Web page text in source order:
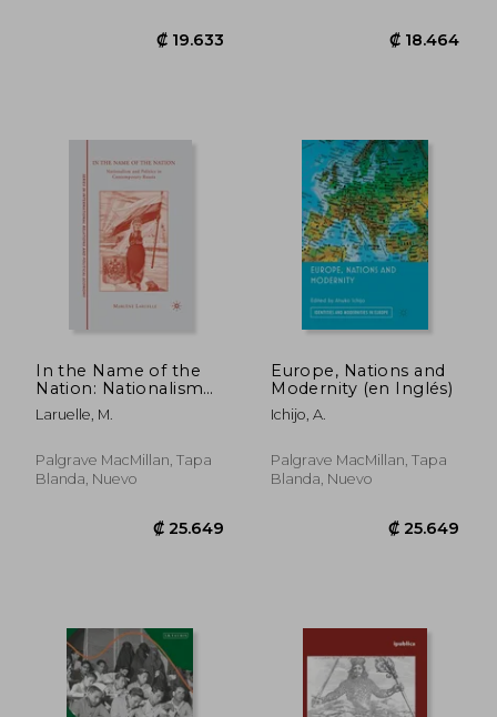
₡ 126.292 ₡
In the Name of the
Nation: Nationalism
and Politics in
Contemporary Russia
Laruelle, M.
Palgrave MacMillan, Tapa
Blanda, Nuevo
Europe, Nations and
Modernity (en Inglés)
Ichijo, A.
Palgrave MacMillan, Tapa
Blanda, Nuevo